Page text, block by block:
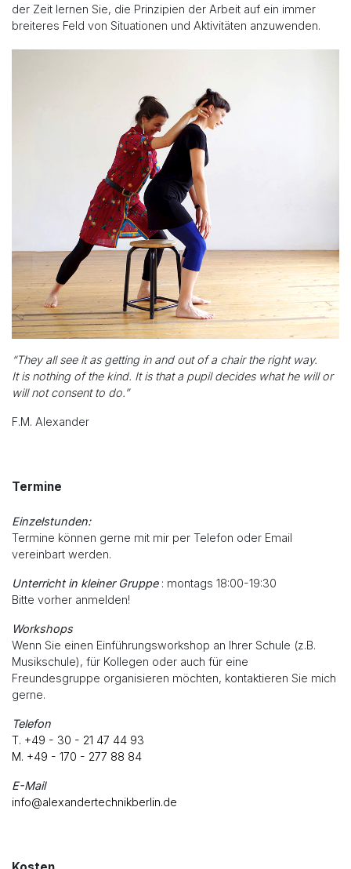
der Zeit lernen Sie, die Prinzipien der Arbeit auf ein immer
breiteres Feld von Situationen und Aktivitäten anzuwenden.
“They all see it as getting in and out of a chair the right way.
It is nothing of the kind. It is that a pupil decides what he will or
will not consent to do.”
F.M. Alexander
Termine
Einzelstunden:
Termine können gerne mit mir per Telefon oder Email
vereinbart werden.
Unterricht in kleiner Gruppe: montags 18:00-19:30
Bitte vorher anmelden!
Workshops
Wenn Sie einen Einführungsworkshop an Ihrer Schule (z.B.
Musikschule), für Kollegen oder auch für eine
Freundesgruppe organisieren möchten, kontaktieren Sie mich
gerne.
Telefon
T. +49 - 30 - 21 47 44 93
M. +49 - 170 - 277 88 84
E-Mail
info@alexandertechnikberlin.de